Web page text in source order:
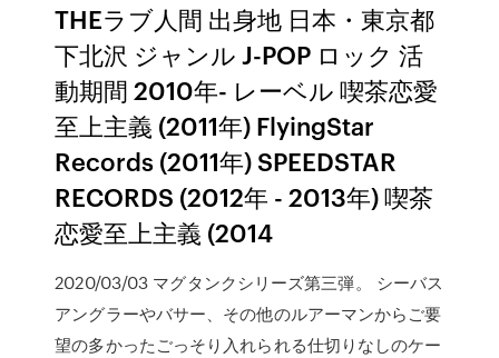
THEラブ人間 出身地 日本・東京都
下北沢 ジャンル J-POP ロック 活
動期間 2010年- レーベル 喫茶恋愛
至上主義 (2011年) FlyingStar
Records (2011年) SPEEDSTAR
RECORDS (2012年 - 2013年) 喫茶
恋愛至上主義 (2014
2020/03/03 マグタンクシリーズ第三弾。 シーバス
アングラーやバサー、その他のルアーマンからご要
望の多かったごっそり入れられる仕切りなしのケー